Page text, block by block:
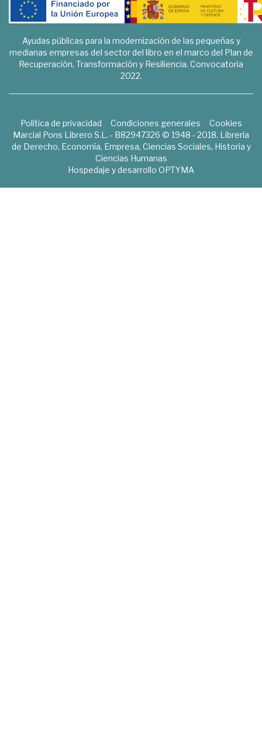
Ayudas públicas para la modernización de las pequeñas y
medianas empresas del sector del libro en el marco del Plan de
Recuperación, Transformación y Resiliencia. Convocatoria
2022.
Política de privacidad Condiciones generales
Cookies
Marcial Pons Librero S.L. - B82947326 © 1948 - 2018. Librería
de Derecho, Economía, Empresa, Ciencias Sociales, Historia y
Ciencias Humanas
Hospedaje y desarrollo OPTYMA